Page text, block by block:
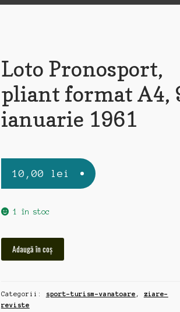
Loto Pronosport,
pliant format A4,
ianuarie 1961
10,00 lei
1 în stoc
format
A4,
Adaugă în coș
Categorii: sport-turism-vanatoare , ziare-
reviste